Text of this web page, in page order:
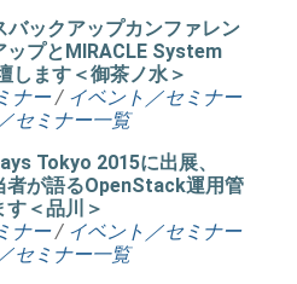
バックアップカンファレン
プとMIRACLE System
します＜御茶ノ水＞
ナー / イベント／セミナー
セミナー一覧
Tokyo 2015に出展、
者が語るOpenStack運用管
＜品川＞
ナー / イベント／セミナー
セミナー一覧